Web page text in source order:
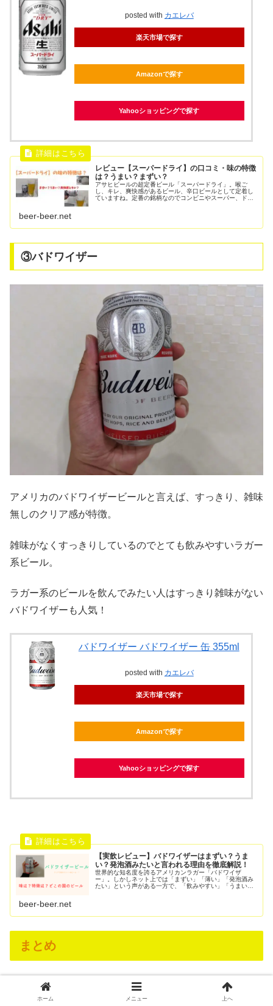
posted with カエレバ
楽天市場で探す
Amazonで探す
Yahooショッピングで探す
レビュー【スーパードライ】の口コミ・味の特徴
は？うまい？まずい？
アサヒビールの超定番ビール「スーパードライ」。喉ご
し、キレ、爽快感があるビール、辛口ビールとして定着し
ていますね。定番の銘柄なのでコンビニやスーパー、ドラ
beer-beer.net
③バドワイザー
アメリカのバドワイザービールと言えば、すっきり、雑味
無しのクリア感が特徴。
雑味がなくすっきりしているのでとても飲みやすいラガー
系ビール。
ラガー系のビールを飲んでみたい人はすっきり雑味がない
バドワイザーも人気！
バドワイザー バドワイザー 缶 355ml
posted with カエレバ
楽天市場で探す
Amazonで探す
Yahooショッピングで探す
【実飲レビュー】バドワイザーはまずい？うま
い？発泡酒みたいと言われる理由を徹底解説！
世界的な知名度を誇るアメリカンラガー「バドワイザ
ー」。しかしネット上では「まずい」「薄い」「発泡酒み
たい」という声がある一方で、「飲みやすい」「うまい」
beer-beer.net
まとめ
飲みやすいビールと言っても、属性によっておすすめ出来
る人気銘柄は違います。
ホーム メニュー 上へ